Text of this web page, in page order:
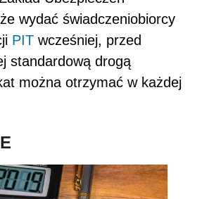
wydać świadczeniobiorcy
PIT wcześniej, przed
standardową drogą
można otrzymać w każdej